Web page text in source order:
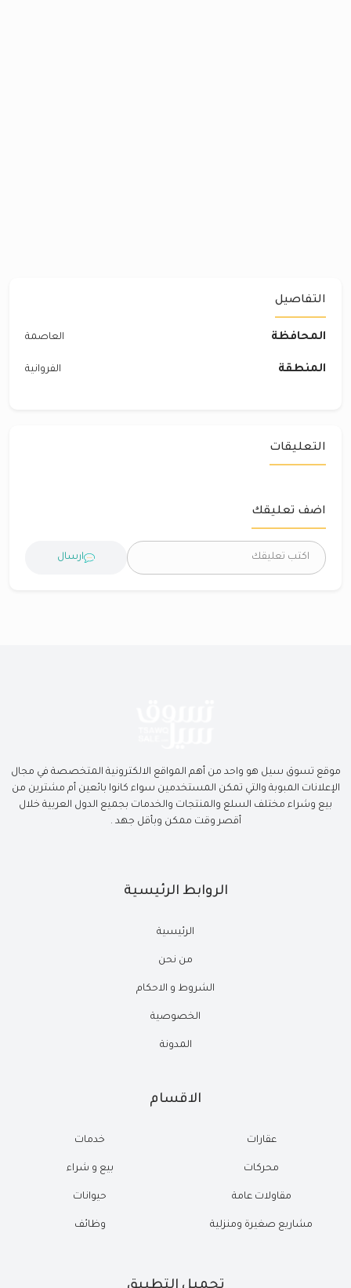
التفاصيل
المحافظة العاصمة
المنطقة الفروانية
التعليقات
اضف تعليقك
ارسال
موقع تسوق سيل هو واحد من أهم المواقع الالكترونية المتخصصة في مجال
الإعلانات المبوبة والتي تمكن المستخدمين سواء كانوا بائعين أم مشترين من
بيع وشراء مختلف السلع والمنتجات والخدمات بجميع الدول العربية خلال
أقصر وقت ممكن وبأقل جهد .
الروابط الرئيسية
الرئيسية
من نحن
الشروط و الاحكام
الخصوصية
المدونة
الاقسام
عقارات
محركات
مقاولات عامة
مشاريع صغيرة ومنزلية
خدمات
بيع و شراء
حيوانات
وظائف